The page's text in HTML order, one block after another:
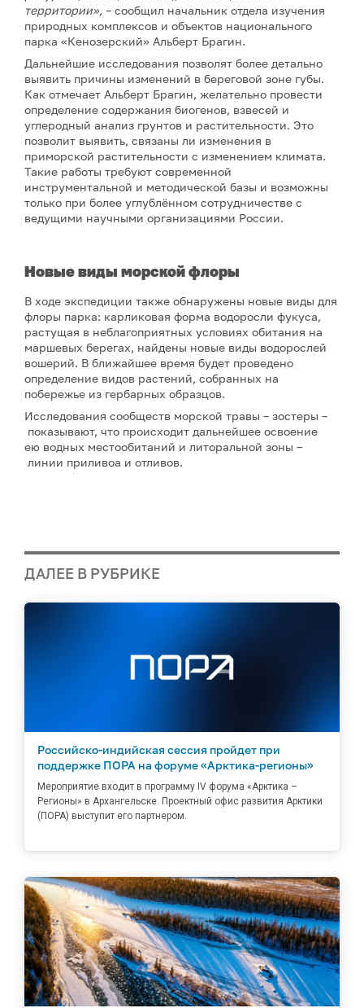
территории», – сообщил начальник отдела изучения
природных комплексов и объектов национального
парка «Кенозерский» Альберт Брагин.
Дальнейшие исследования позволят более детально
выявить причины изменений в береговой зоне губы.
Как отмечает Альберт Брагин, желательно провести
определение содержания биогенов, взвесей и
углеродный анализ грунтов и растительности. Это
позволит выявить, связаны ли изменения в
приморской растительности с изменением климата.
Такие работы требуют современной
инструментальной и методической базы и возможны
только при более углублённом сотрудничестве с
ведущими научными организациями России.
Новые виды морскойфлоры
В ходе экспедиции также обнаружены новые виды для
флоры парка: карликовая форма водоросли фукуса,
растущая в неблагоприятных условиях обитания на
маршевых берегах, найдены новые виды водорослей
вошерий. В ближайшее время будет проведено
определение видов растений, собранных на
побережье из гербарных образцов.
Исследования сообществ морской травы – зостеры –
показывают, что происходит дальнейшее освоение
ею водных местообитаний и литоральной зоны –
линии приливоа и отливов.
ДАЛЕЕ В РУБРИКЕ
Российско-индийская сессия пройдет при
поддержке ПОРА на форуме «Арктика-регионы»
Мероприятие входит в программу IV форума «Арктика –
Регионы» в Архангельске. Проектный офис развития Арктики
(ПОРА) выступит его партнером.